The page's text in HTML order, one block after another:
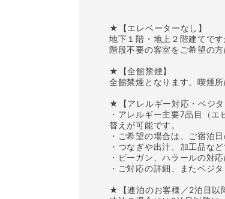
★【エレベーターなし】
地下１階・地上２階建てで
階段不要の客室をご希望の
★【全館禁煙】
全館禁煙となります。喫煙所
★【アレルギー対応・ベジタ
・アレルギー主要7品目（
替えが可能です。
・ご希望の場合は、ご宿泊
・つなぎや出汁、加工品な
・ビーガン、ハラールの対
・ご対応の詳細、またベジ
★【連泊のお客様／2泊目以